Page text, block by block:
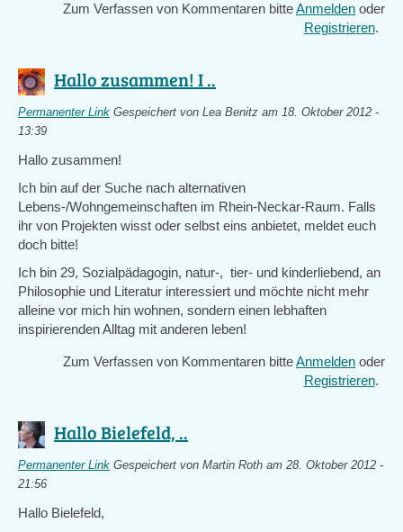
external)
Zum Verfassen von Kommentaren bitteAnmelden oder
Registrieren.
Hallo zusammen! I ..
Permanenter Link Gespeichert von Lea Benitz am 18. Oktober 2012 -
13:39
Hallo zusammen!
Ich bin auf der Suche nach alternativen
Lebens-/Wohngemeinschaften im Rhein-Neckar-Raum. Falls
ihr von Projekten wisst oder selbst eins anbietet, meldet euch
doch bitte!
Ich bin 29, Sozialpädagogin, natur-, tier- und kinderliebend, an
Philosophie und Literatur interessiert und möchte nicht mehr
alleine vor mich hin wohnen, sondern einen lebhaften
inspirierenden Alltag mit anderen leben!
Zum Verfassen von Kommentaren bitteAnmelden oder
Registrieren.
Hallo Bielefeld, ..
Permanenter Link Gespeichert von Martin Roth am 28. Oktober 2012 -
21:56
Hallo Bielefeld,